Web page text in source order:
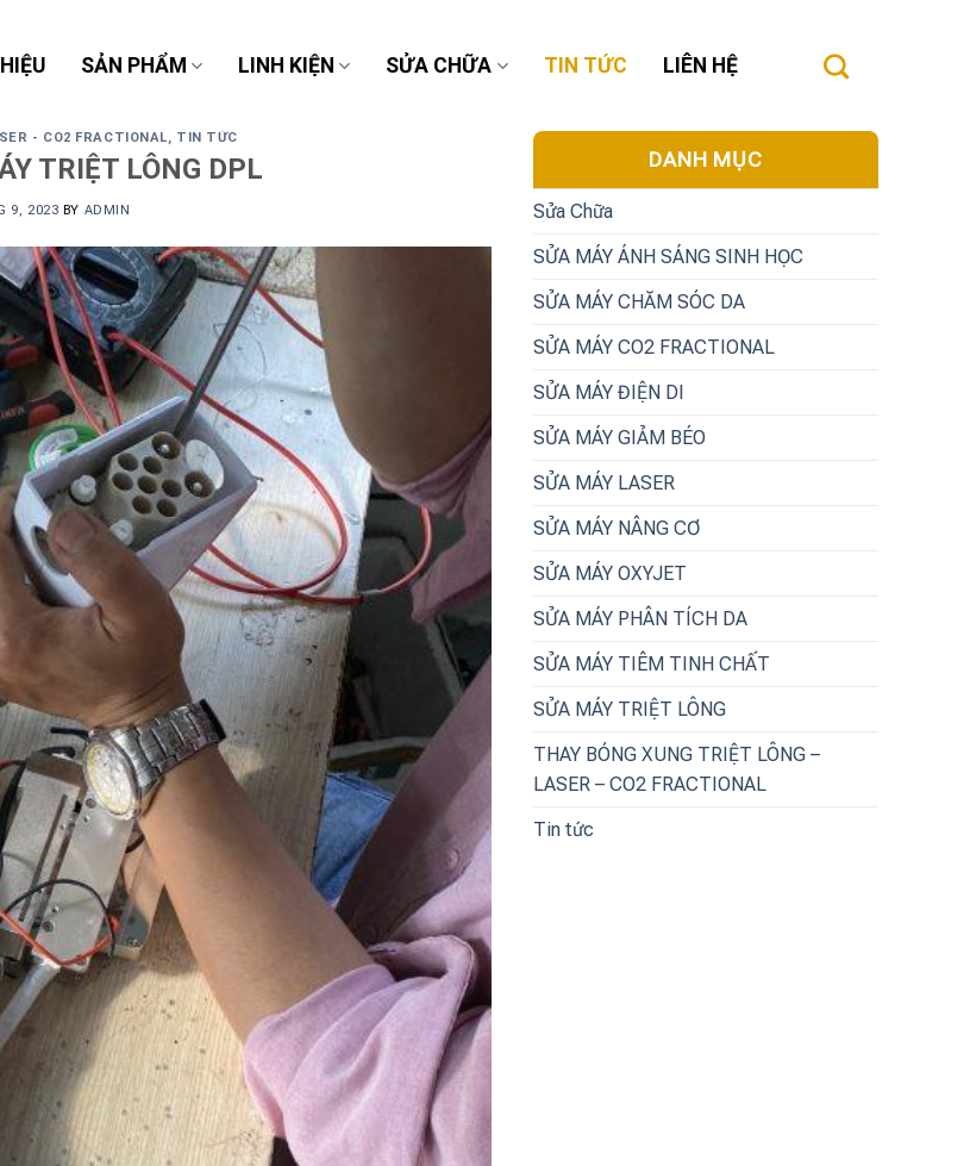
SẢN PHẨM LINH KIỆN SỬA CHỮA TIN TỨC LIÊN HỆ
- CO2 FRACTIONAL, TIN TỨC
TRIỆT LÔNG DPL
9, 2023 BY ADMIN
DANH MỤC
Sửa Chữa
SỬA MÁY ÁNH SÁNG SINH HỌC
SỬA MÁY CHĂM SÓC DA
SỬA MÁY CO2 FRACTIONAL
SỬA MÁY ĐIỆN DI
SỬA MÁY GIẢM BÉO
SỬA MÁY LASER
SỬA MÁY NÂNG CƠ
SỬA MÁY OXYJET
SỬA MÁY PHÂN TÍCH DA
SỬA MÁY TIÊM TINH CHẤT
SỬA MÁY TRIỆT LÔNG
THAY BÓNG XUNG TRIỆT LÔNG –
LASER – CO2 FRACTIONAL
Tin tức